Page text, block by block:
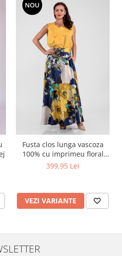
NOU
Fusta clos lunga vascoza
100% cu imprimeu floral
maxi galben cu bleumarin
399,95 Lei
VEZI VARIANTE